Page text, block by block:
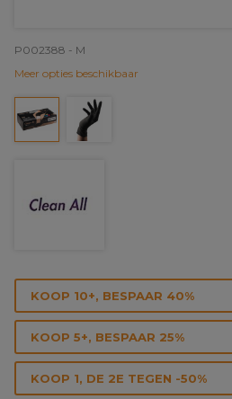
P002388 - M
Meer opties beschikbaar
KOOP 10+, BESPAAR 40%
KOOP 5+, BESPAAR 25%
KOOP 1, DE 2E TEGEN -50%